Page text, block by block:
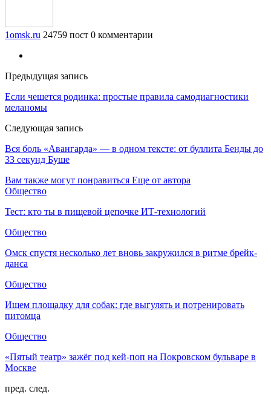
1omsk.ru 24759 пост 0 комментарии
Предыдущая запись
Если чешется родинка: простые правила самодиагностики
меланомы
Следующая запись
Вся боль «Авангарда» — в одном тексте: от буллита Бенды до
33 секунд Буше
Вам также могут понравиться Еще от автора
Общество
Тест: кто ты в пищевой цепочке ИТ-технологий
Общество
Омск спустя несколько лет вновь закружился в ритме брейк-
данса
Общество
Ищем площадку для собак: где выгулять и потренировать
питомца
Общество
«Пятый театр» зажёг под кей-поп на Покровском бульваре в
Москве
пред. след.